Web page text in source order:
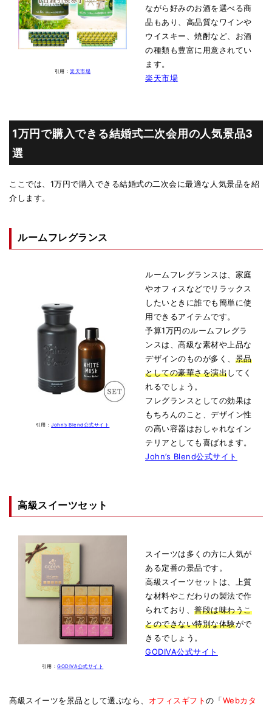
引用：楽天市場
ながら好みのお酒を選べる商
品もあり、高品質なワインや
ウイスキー、焼酎など、お酒
の種類も豊富に用意されてい
ます。
楽天市場
1万円で購入できる結婚式二次会用の人気景品3
選
ここでは、1万円で購入できる結婚式の二次会に最適な人気景品を紹
介します。
ルームフレグランス
引用：John’s Blend公式サイト
ルームフレグランスは、家庭
やオフィスなどでリラックス
したいときに誰でも簡単に使
用できるアイテムです。
予算1万円のルームフレグラ
ンスは、高級な素材や上品な
デザインのものが多く、 景品
としての豪華さを演出してく
れるでしょう。
フレグランスとしての効果は
もちろんのこと、デザイン性
の高い容器はおしゃれなイン
テリアとしても喜ばれます。
John’s Blend公式サイト
高級スイーツセット
引用：GODIVA公式サイト
スイーツは多くの方に人気が
ある定番の景品です。
高級スイーツセットは、上質
な材料やこだわりの製法で作
られており、普段は味わうこ
とのできない特別な体験がで
きるでしょう。
GODIVA公式サイト
高級スイーツを景品として選ぶなら、 オフィスギフトの「Webカタ